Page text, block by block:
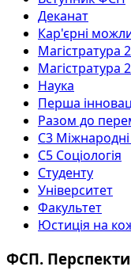
Деканат
Кар'єрні
Магістратура
Магістратура
Наука
Перша
Разом до
С3
С5 Соціологія
Студенту
Університет
Факультет
Юстиція на
ФСП.